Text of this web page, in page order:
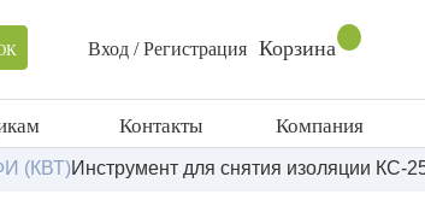
Вход / Регистрация Корзина
Контакты Компания
(КВТ)Инструмент для снятия изоляции